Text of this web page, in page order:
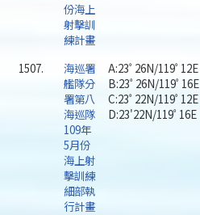
份海上
射擊訓
練計畫
1507.
海巡署
艦隊分
署第八
海巡隊
109年
5月份
海上射
擊訓練
細部執
行計畫
A:23ﾟ26N/119ﾟ12E
B:23ﾟ26N/119ﾟ16E
C:23ﾟ22N/119ﾟ12E
D:23'22N/119ﾟ16E